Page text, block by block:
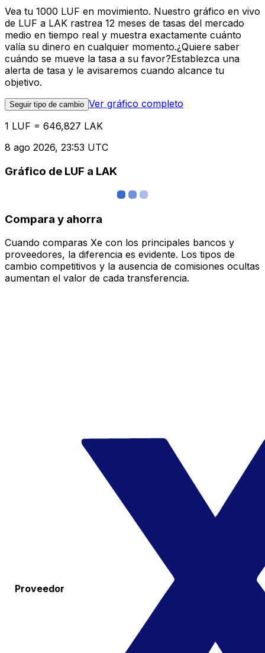
Vea tu 1000 LUF en movimiento. Nuestro gráfico en vivo
de LUF a LAK rastrea 12 meses de tasas del mercado
medio en tiempo real y muestra exactamente cuánto
valía su dinero en cualquier momento.¿Quiere saber
cuándo se mueve la tasa a su favor?Establezca una
alerta de tasa y le avisaremos cuando alcance tu
objetivo.
Seguir tipo de cambio Ver gráfico completo
1 LUF = 646,827 LAK
8 ago 2026, 23:53 UTC
Gráfico de LUF a LAK
Compara y ahorra
Cuando comparas Xe con los principales bancos y
proveedores, la diferencia es evidente. Los tipos de
cambio competitivos y la ausencia de comisiones ocultas
aumentan el valor de cada transferencia.
Proveedor